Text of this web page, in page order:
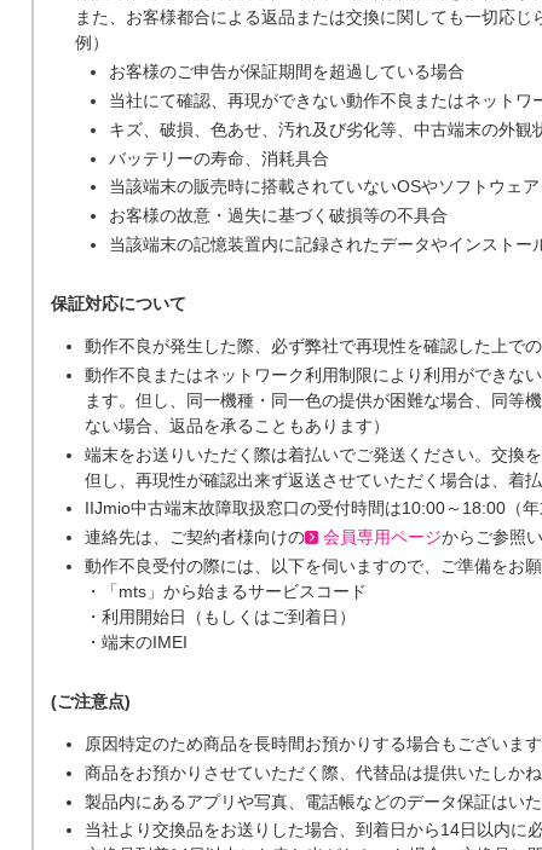
また、お客様都合による返品または交換に関しても一切応じ
例）
お客様のご申告が保証期間を超過している場合
当社にて確認、再現ができない動作不良またはネット
キズ、破損、色あせ、汚れ及び劣化等、中古端末の外観
バッテリーの寿命、消耗具合
当該端末の販売時に搭載されていないOSやソフトウェ
お客様の故意・過失に基づく破損等の不具合
当該端末の記憶装置内に記録されたデータやインスト
保証対応について
動作不良が発生した際、必ず弊社で再現性を確認した上で
動作不良またはネットワーク利用制限により利用ができな
ます。但し、同一機種・同一色の提供が困難な場合、同等
ない場合、返品を承ることもあります）
端末をお送りいただく際は着払いでご発送ください。交換
但し、再現性が確認出来ず返送させていただく場合は、着
IIJmio中古端末故障取扱窓口の受付時間は10:00～18:00（
連絡先は、ご契約者様向けの
会員専用ページからご参照
動作不良受付の際には、以下を伺いますので、ご準備をお
・「mts」から始まるサービスコード
・利用開始日（もしくはご到着日）
・端末のIMEI
(ご注意点)
原因特定のため商品を長時間お預かりする場合もございます
商品をお預かりさせていただく際、代替品は提供いたしか
製品内にあるアプリや写真、電話帳などのデータ保証はい
当社より交換品をお送りした場合、到着日から14日以内に